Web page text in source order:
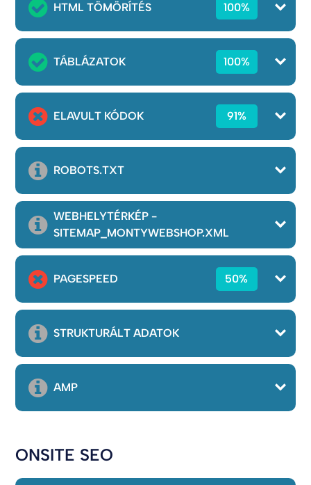
HTML TÖMÖRÍTÉS 100%
TÁBLÁZATOK 100%
ELAVULT KÓDOK 91%
ROBOTS.TXT
WEBHELYTÉRKÉP -
SITEMAP_MONTYWEBSHOP.XML
PAGESPEED 50%
STRUKTURÁLT ADATOK
AMP
ONSITE SEO